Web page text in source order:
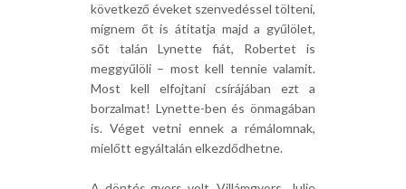
következő éveket szenvedéssel tölteni,
mígnem őt is átitatja majd a gyűlölet,
sőt talán Lynette fiát, Robertet is
meggyűlöli – most kell tennie valamit.
Most kell elfojtani csírájában ezt a
borzalmat! Lynette-ben és önmagában
is. Véget vetni ennek a rémálomnak,
mielőtt egyáltalán elkezdődhetne.